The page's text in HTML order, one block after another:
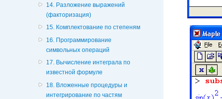
14. Разложение выражений
(факторизация)
15. Комплектование по степеням
16. Программирование
символьных операций
17. Вычисление интеграла по
известной формуле
18. Вложенные процедуры и
интегрирование по частям